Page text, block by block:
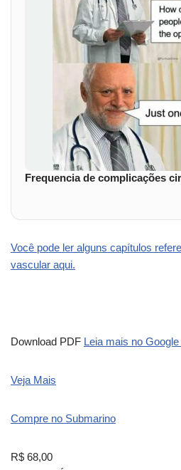
Frequencia de complicações
Você pode ler alguns capítulos
vascular aqui.
Download PDF Leia mais no
Veja Mais
Compre no Submarino
R$ 68,00